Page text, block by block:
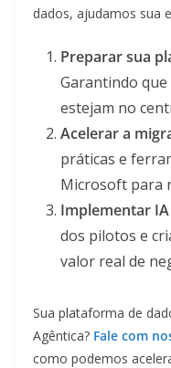
dados, ajudamos sua
Preparar sua
Garantindo
estejam no
Acelerar a
práticas e
Microsoft para
Implementar
dos pilotos e
valor real de
Sua plataforma de
Agêntica? Fale com
como podemos